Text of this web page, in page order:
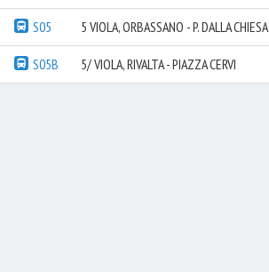
S05 5 VIOLA, ORBASSANO - P. DALLA CHIESA
S05B 5/ VIOLA, RIVALTA - PIAZZA CERVI